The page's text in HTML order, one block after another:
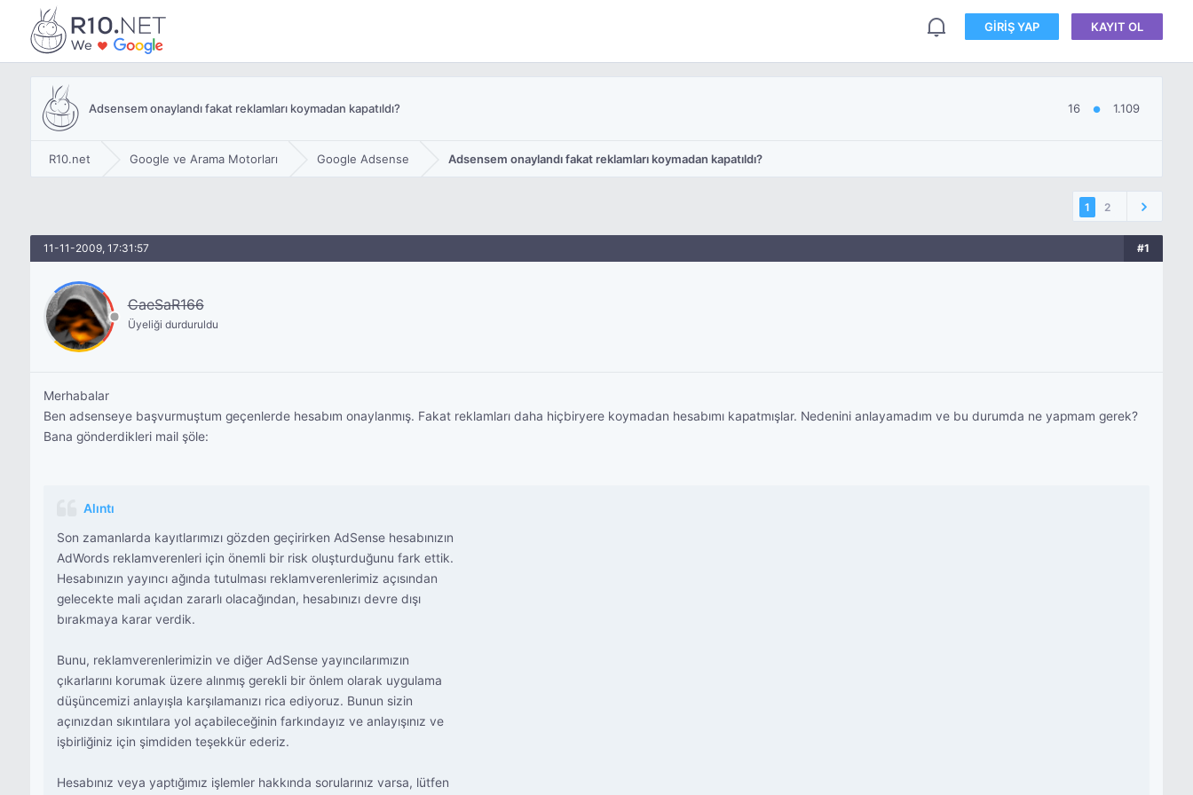
GIRIŞ YAP KAYIT OL
Adsensem onaylandı fakat reklamları koymadan kapatıldı? 16 ● 1.109
R10.net Google ve Arama Motorları Google Adsense Adsensem onaylandı fakat reklamları koymadan kapatıldı?
1 2
11-11-2009, 17:31:57 #1
CaeSaR166
Üyeliği durduruldu
Merhabalar
Ben adsenseye başvurmuştum geçenlerde hesabım onaylanmış. Fakat reklamları daha hiçbiryere koymadan hesabımı kapatmışlar. Nedenini anlayamadım ve bu durumda ne yapmam gerek?
Bana gönderdikleri mail şöle:
Alıntı
Son zamanlarda kayıtlarımızı gözden geçirirken AdSense hesabınızın
AdWords reklamverenleri için önemli bir risk oluşturduğunu fark ettik.
Hesabınızın yayıncı ağında tutulması reklamverenlerimiz açısından
gelecekte mali açıdan zararlı olacağından, hesabınızı devre dışı
bırakmaya karar verdik.
Bunu, reklamverenlerimizin ve diğer AdSense yayıncılarımızın
çıkarlarını korumak üzere alınmış gerekli bir önlem olarak uygulama
düşüncemizi anlayışla karşılamanızı rica ediyoruz. Bunun sizin
açınızdan sıkıntılara yol açabileceğinin farkındayız ve anlayışınız ve
işbirliğiniz için şimdiden teşekkür ederiz.
Hesabınız veya yaptığımız işlemler hakkında sorularınız varsa, lütfen